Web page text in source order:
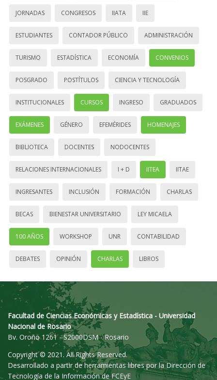
JORNADAS CONGRESOS IIATA IIE
ESTUDIANTES CONTADOR PÚBLICO ADMINISTRACIÓN
TURISMO ESTADÍSTICA ECONOMÍA CONVENIOS
POSGRADO POSTÍTULOS CIENCIA Y TECNOLOGÍA
INSTITUCIONALES CURSOS INGRESO GRADUADOS
EXÁMENES GÉNERO EFEMÉRIDES HOMENAJES
BIBLIOTECA DOCENTES NODOCENTES
RELACIONES INTERNACIONALES I + D IITEA IITAE
INGRESANTES INCLUSIÓN FORMACIÓN CHARLAS
BECAS BIENESTAR UNIVERSITARIO LEY MICAELA
100 AÑOS WORKSHOP UNR CONTABILIDAD
DEBATES OPINIÓN CHARLAS LIBROS
Facultad de Ciencias Económicas y Estadística - Universidad
Nacional de Rosario
Bv. Oroño 1261 - S2000DSM - Rosario
Copyright © 2021. All Rights Reserved.
Desarrollado a partir de herramientas libres por la Dirección de
Tecnología de la Información de FCEyE